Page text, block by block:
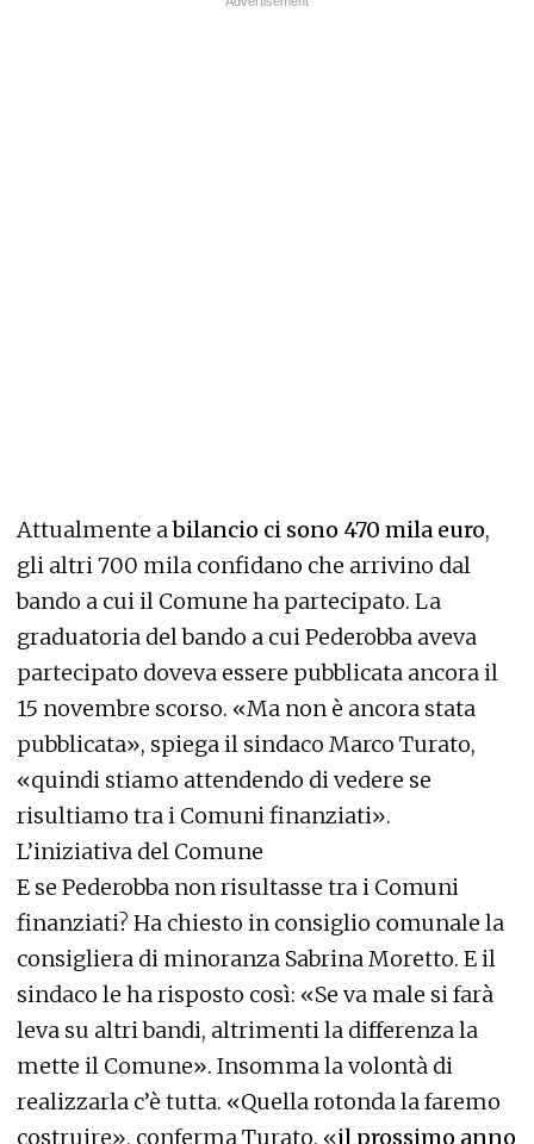
Attualmente abilancio ci sono 470 mila euro,
gli altri 700 mila confidano che arrivino dal
bando a cui il Comune ha partecipato. La
graduatoria del bando a cui Pederobba aveva
partecipato doveva essere pubblicata ancora il
15 novembre scorso. «Ma non è ancora stata
pubblicata», spiega il sindaco Marco Turato,
«quindi stiamo attendendo di vedere se
risultiamo tra i Comuni finanziati».
L’iniziativa del Comune
E se Pederobba non risultasse tra i Comuni
finanziati? Ha chiesto in consiglio comunale la
consigliera di minoranza Sabrina Moretto. E il
sindaco le ha risposto così: «Se va male si farà
leva su altri bandi, altrimenti la differenza la
mette il Comune». Insomma la volontà di
realizzarla c’è tutta. «Quella rotonda la faremo
costruire», conferma Turato, «il prossimo anno